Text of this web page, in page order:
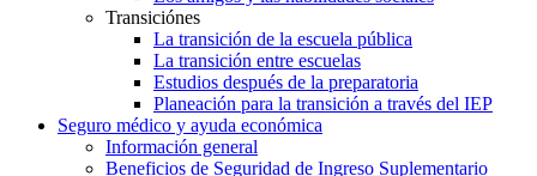
Transiciónes
La transición de la escuela pública
La transición entre escuelas
Estudios después de la preparatoria
Planeación para la transición a través del IEP
Seguro médico y ayuda económica
Información general
Beneficios de Seguridad de Ingreso Suplementario